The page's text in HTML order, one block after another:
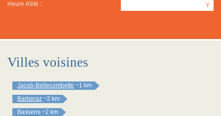
Heure d'été : Y
Villes voisines
Jacob-Bellecombette ~1 km
Barberaz ~2 km
Bassens ~2 km